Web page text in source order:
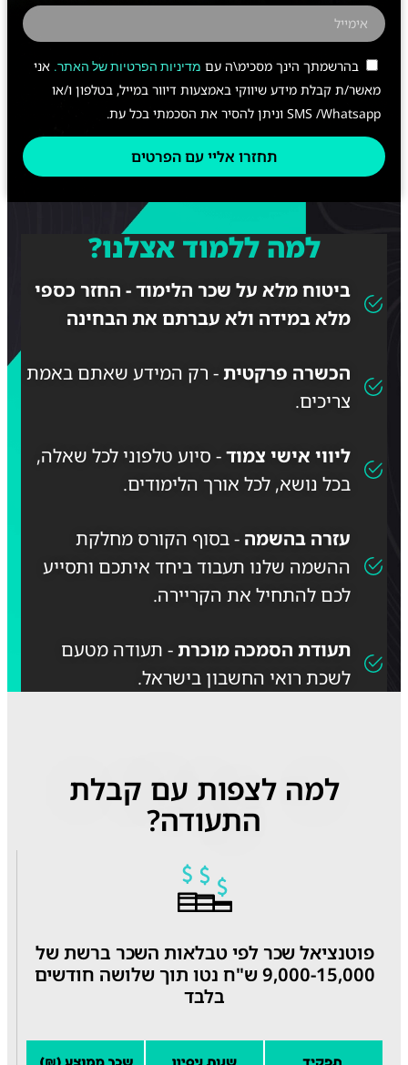
בהרשמתך הינך מסכימ\ה עם מדיניות הפרטיות של האתר. אני
מאשר/ת קבלת מידע שיווקי באמצעות דיוור במייל, בטלפון ו/או
SMS /Whatsapp וניתן להסיר את הסכמתי בכל עת.
תחזרו אליי עם הפרטים
למה ללמוד אצלנו?
ביטוח מלא על שכר הלימוד - החזר כספי
מלא במידה ולא עברתם את הבחינה
הכשרה פרקטית- רק המידע שאתם באמת
צריכים.
ליווי אישי צמוד- סיוע טלפוני לכל שאלה,
בכל נושא, לכל אורך הלימודים.
עזרה בהשמה - בסוף הקורס מחלקת
ההשמה שלנו תעבוד ביחד איתכם ותסייע
לכם להתחיל את הקריירה.
תעודת הסמכה מוכרת- תעודה מטעם
לשכת רואי החשבון בישראל.
למה לצפות עם קבלת
התעודה?
פוטנציאל שכר לפי טבלאות השכר ברשת של
9,000-15,000 ש"ח נטו תוך שלושה חודשים
בלבד